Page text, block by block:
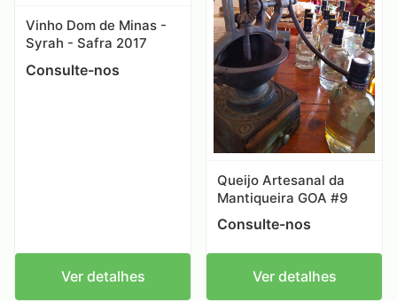
Vinho Dom de Minas -
Syrah - Safra 2017
Consulte-nos
Ver detalhes
Queijo Artesanal da
Mantiqueira GOA #9
Consulte-nos
Ver detalhes